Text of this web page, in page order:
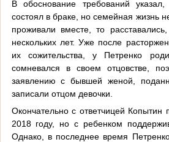
В обоснование требований
состоял в браке, но семейная жизнь
проживали вместе, то
нескольких лет. Уже после
их сожительства, у Петренко
сомневался в своем отцовстве,
заявлению с бывшей женой,
записали отцом девочки.
Окончательно с ответчицей Копытин
2018 году, но с ребенком
Однако, в последнее время